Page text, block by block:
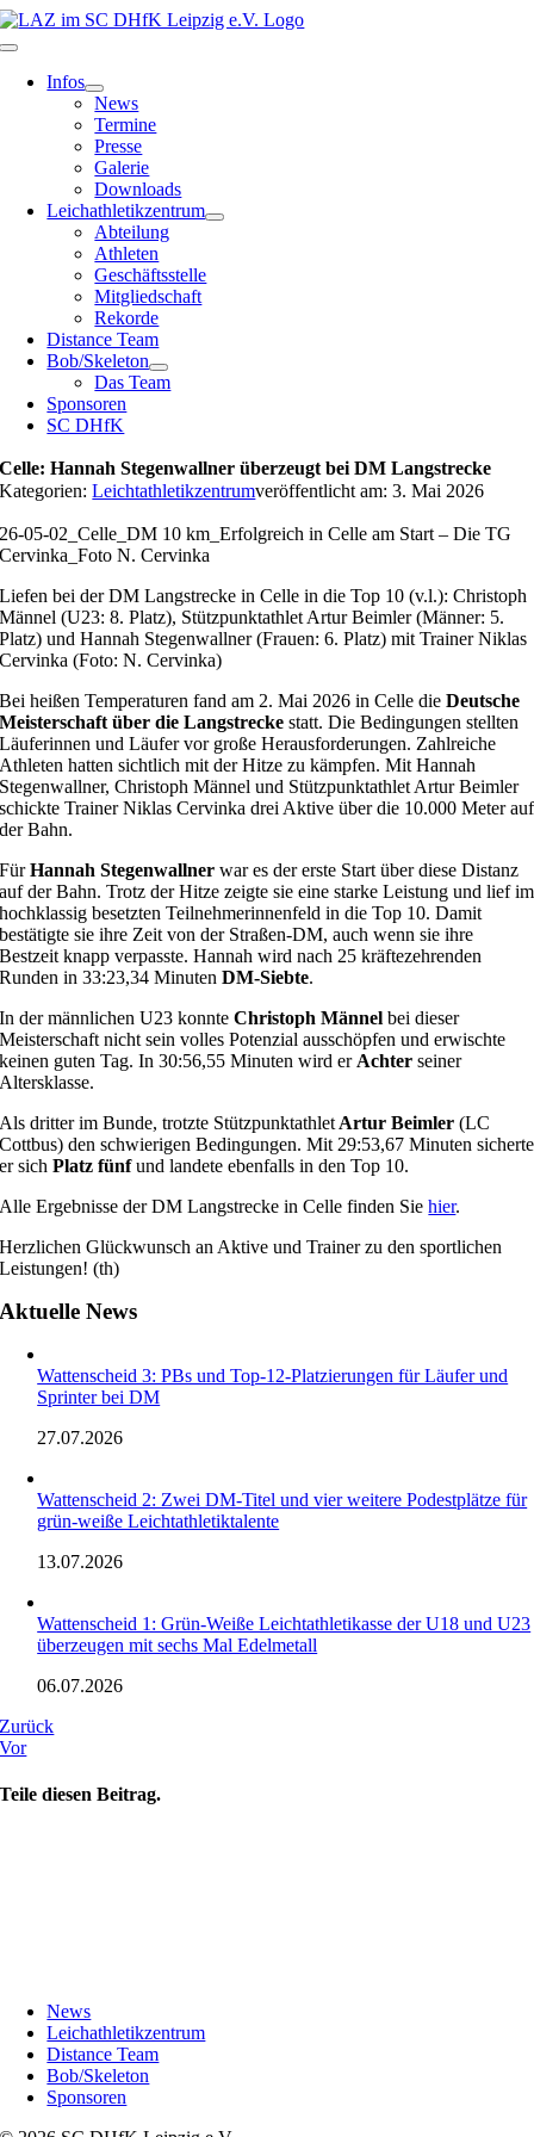
Zum
Inhalt
Toggle
Navigation
Infos
News
Termine
Presse
Galerie
Downloads
Leichathletikzentrum
Abteilung
Athleten
Geschäftsstelle
Mitgliedschaft
Rekorde
Distance Team
Bob/Skeleton
Das Team
Sponsoren
SC DHfK
Celle: Hannah Stegenwallner überzeugt bei DM Langstrecke
Kategorien:Leichtathletikzentrumveröffentlicht am: 3. Mai 2026
26-05-02_Celle_DM 10 km_Erfolgreich in Celle am Start – Die TG
Cervinka_Foto N. Cervinka
Liefen bei der DM Langstrecke in Celle in die Top 10 (v.l.): Christoph
Männel (U23: 8. Platz), Stützpunktathlet Artur Beimler (Männer: 5.
Platz) und Hannah Stegenwallner (Frauen: 6. Platz) mit Trainer Niklas
Cervinka (Foto: N. Cervinka)
Bei heißen Temperaturen fand am 2. Mai 2026 in Celle dieDeutsche
Meisterschaft über die Langstrecke statt. Die Bedingungen stellten
Läuferinnen und Läufer vor große Herausforderungen. Zahlreiche
Athleten hatten sichtlich mit der Hitze zu kämpfen. Mit Hannah
Stegenwallner, Christoph Männel und Stützpunktathlet Artur Beimler
schickte Trainer Niklas Cervinka drei Aktive über die 10.000 Meter auf
der Bahn.
FürHannah Stegenwallner war es der erste Start über diese Distanz
auf der Bahn. Trotz der Hitze zeigte sie eine starke Leistung und lief im
hochklassig besetzten Teilnehmerinnenfeld in die Top 10. Damit
bestätigte sie ihre Zeit von der Straßen-DM, auch wenn sie ihre
Bestzeit knapp verpasste. Hannah wird nach 25 kräftezehrenden
Runden in 33:23,34 MinutenDM-Siebte.
In der männlichen U23 konnteChristoph Männel bei dieser
Meisterschaft nicht sein volles Potenzial ausschöpfen und erwischte
keinen guten Tag. In 30:56,55 Minuten wird er Achter seiner
Altersklasse.
Als dritter im Bunde, trotzte Stützpunktathlet Artur Beimler (LC
Cottbus) den schwierigen Bedingungen. Mit 29:53,67 Minuten sicherte
er sichPlatz fünfund landete ebenfalls in den Top 10.
Alle Ergebnisse der DM Langstrecke in Celle finden Siehier.
Herzlichen Glückwunsch an Aktive und Trainer zu den sportlichen
Leistungen! (th)
Aktuelle News
Wattenscheid 3: PBs und Top-12-Platzierungen für Läufer und
Sprinter bei DM
27.07.2026
Wattenscheid 2: Zwei DM-Titel und vier weitere Podestplätze für
grün-weiße Leichtathletiktalente
13.07.2026
Wattenscheid 1: Grün-Weiße Leichtathletikasse der U18 und U23
überzeugen mit sechs Mal Edelmetall
06.07.2026
Zurück
Vor
Teile diesen Beitrag.
News
Leichathletikzentrum
Distance Team
Bob/Skeleton
Sponsoren